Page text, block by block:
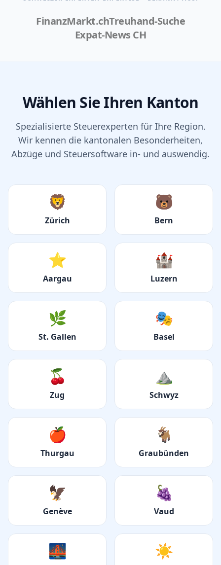
FinanzMarkt.chTreuhand-Suche
Expat-News CH
Wählen Sie Ihren Kanton
Spezialisierte Steuerexperten für Ihre Region.
Wir kennen die kantonalen Besonderheiten,
Abzüge und Steuersoftware in- und auswendig.
🦁
Zürich
🐻
Bern
⭐
Aargau
🏰
Luzern
🌿
St. Gallen
🎭
Basel
🍒
Zug
⛰️
Schwyz
🍎
Thurgau
🐐
Graubünden
🦅
Genève
🍇
Vaud
🌉 ☀️